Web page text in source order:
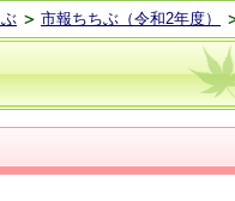
市報ちちぶ（令和2年度）